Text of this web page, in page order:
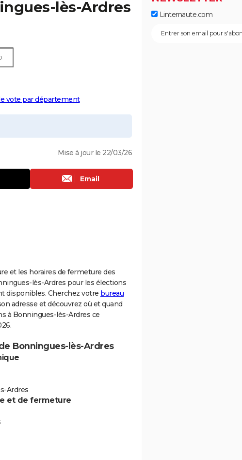
lès-Ardres
vote par département
Mise à jour le 22/03/26
Email
et les horaires de fermeture des
lès-Ardres pour les élections
disponibles. Cherchez votre bureau
adresse et découvrez où et quand
à Bonningues-lès-Ardres ce
Bonningues-lès-Ardres
Ardres
et de fermeture
Linternaute.com